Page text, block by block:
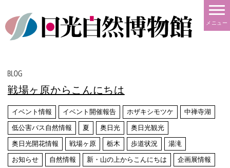
メニュー
戦場ヶ原からこんにちは
イベント情報 イベント開催報告 ホザキシモツケ 中禅寺湖
低公害バス自然情報 夏 奥日光 奥日光観光
奥日光開花情報 戦場ヶ原 栃木 歩道状況 湯滝
お知らせ 自然情報 新・山の上からこんにちは 企画展情報